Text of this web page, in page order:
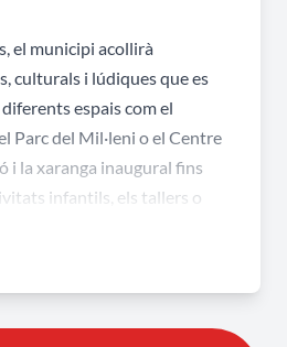
el municipi acollirà
culturals i lúdiques que es
espais com el
Parc del Mil·leni o el Centre
i la xaranga inaugural fins
infantils, els tallers o
de Sant Joan, la festa